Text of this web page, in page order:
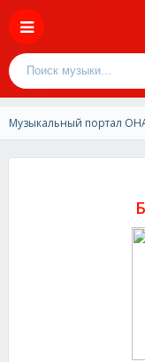
Музыкальный портал